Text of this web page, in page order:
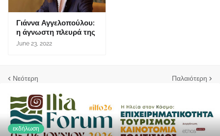
Γιάννα Αγγελοπούλου:
η άγνωστη πλευρά της
June 23, 2022
Νεότερη Παλαιότερη
εκδήλωση